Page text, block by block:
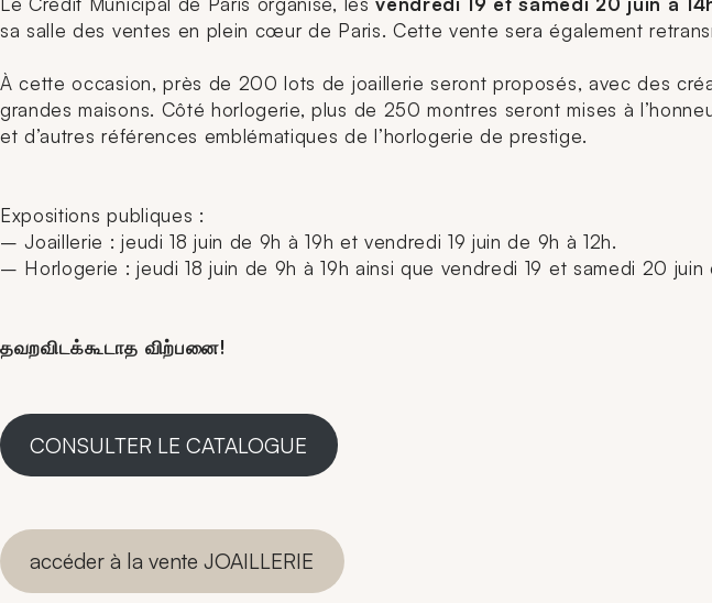
sa salle des ventes en plein cœur de Paris. Cette vente sera également
À cette occasion, près de 200 lots de joaillerie seront proposés, avec des
grandes maisons. Côté horlogerie, plus de 250 montres seront mises à
et d’autres références emblématiques de l’horlogerie de prestige.
Expositions publiques :
– Joaillerie : jeudi 18 juin de 9h à 19h et vendredi 19 juin de 9h à 12h.
– Horlogerie : jeudi 18 juin de 9h à 19h ainsi que vendredi 19 et samedi 20 juin
தவறவிடக்கூடாத விற்பனை!
CONSULTER LE CATALOGUE
accéder à la vente JOAILLERIE